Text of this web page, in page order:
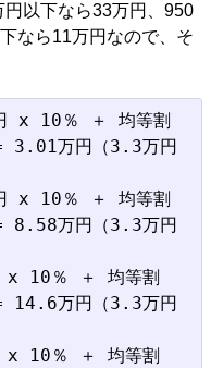
以下なら33万円、950
なら11万円なので、そ
x 10％ ＋ 均等割
万円（3.3万円
x 10％ ＋ 均等割
万円（3.3万円
x 10％ ＋ 均等割
万円（3.3万円
x 10％ ＋ 均等割